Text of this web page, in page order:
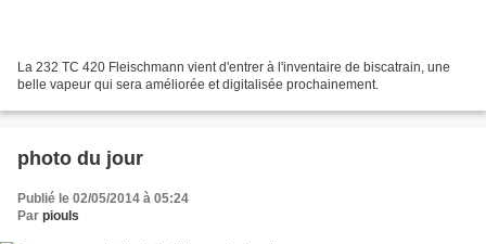
La 232 TC 420 Fleischmann vient d'entrer à l'inventaire de biscatrain, une
belle vapeur qui sera améliorée et digitalisée prochainement.
photo du jour
Publié le 02/05/2014 à 05:24
Par piouls